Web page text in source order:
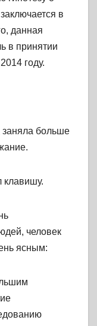
в
данная
в принятии
году.
больше
клавишу.
человек
ясным: